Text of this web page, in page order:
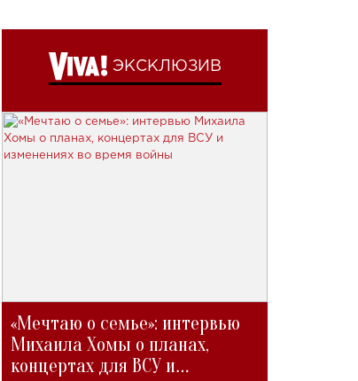
ЭКСКЛЮЗИВ
«Мечтаю о семье»: интервью
Михаила Хомы о планах,
концертах для ВСУ и